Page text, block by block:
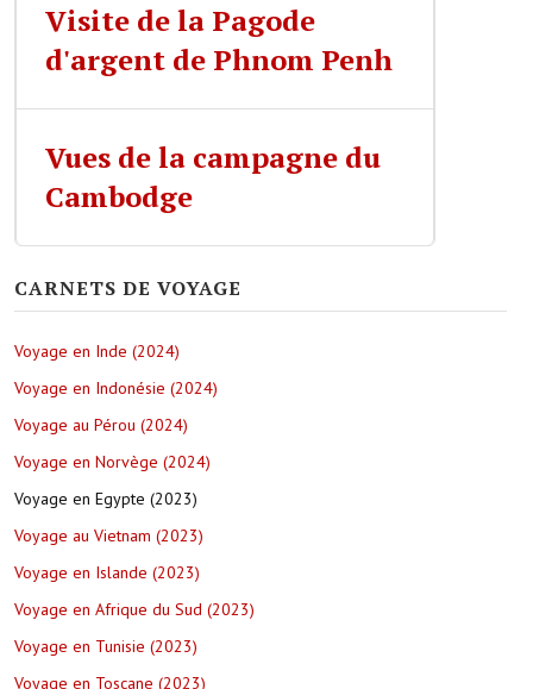
Visite de la Pagode
d'argent de Phnom Penh
Vues de la campagne du
Cambodge
CARNETS DE VOYAGE
Voyage en Inde (2024)
Voyage en Indonésie (2024)
Voyage au Pérou (2024)
Voyage en Norvège (2024)
Voyage en Egypte (2023)
Voyage au Vietnam (2023)
Voyage en Islande (2023)
Voyage en Afrique du Sud (2023)
Voyage en Tunisie (2023)
Voyage en Toscane (2023)